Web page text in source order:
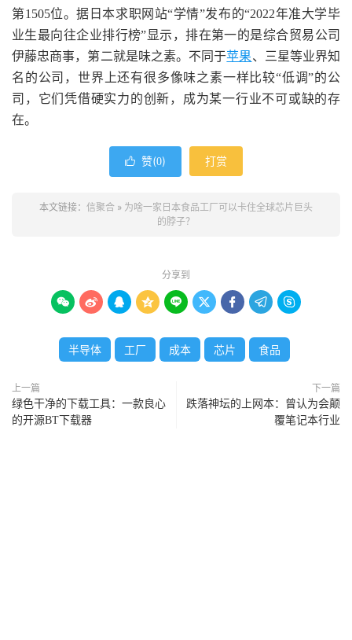
第1505位。据日本求职网站“学情”发布的“2022年准大学毕
业生最向往企业排行榜”显示，排在第一的是综合贸易公司
伊藤忠商事，第二就是味之素。不同于苹果、三星等业界知
名的公司，世界上还有很多像味之素一样比较“低调”的公
司，它们凭借硬实力的创新，成为某一行业不可或缺的存
在。
 赞(0) 打赏
本文链接： 信聚合 » 为啥一家日本食品工厂可以卡住全球芯片巨头
的脖子？
分享到
        
半导体 工厂 成本 芯片 食品
上一篇
绿色干净的下载工具：一款良心
的开源BT下载器
下一篇
跌落神坛的上网本：曾认为会颠
覆笔记本行业